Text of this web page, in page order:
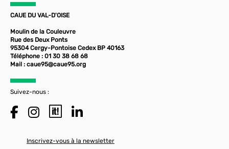
CAUE DU VAL-D'OISE
Moulin de la Couleuvre
Rue des Deux Ponts
95304 Cergy-Pontoise Cedex BP 40163
Téléphone : 01 30 38 68 68
Mail : caue95@caue95.org
Suivez-nous :
Inscrivez-vous à la newsletter